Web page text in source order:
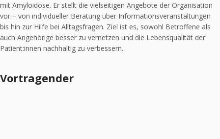
mit Amyloidose. Er stellt die vielseitigen Angebote der Organisation
vor – von individueller Beratung über Informationsveranstaltungen
bis hin zur Hilfe bei Alltagsfragen. Ziel ist es, sowohl Betroffene als
auch Angehörige besser zu vernetzen und die Lebensqualität der
Patient:innen nachhaltig zu verbessern.
Vortragender